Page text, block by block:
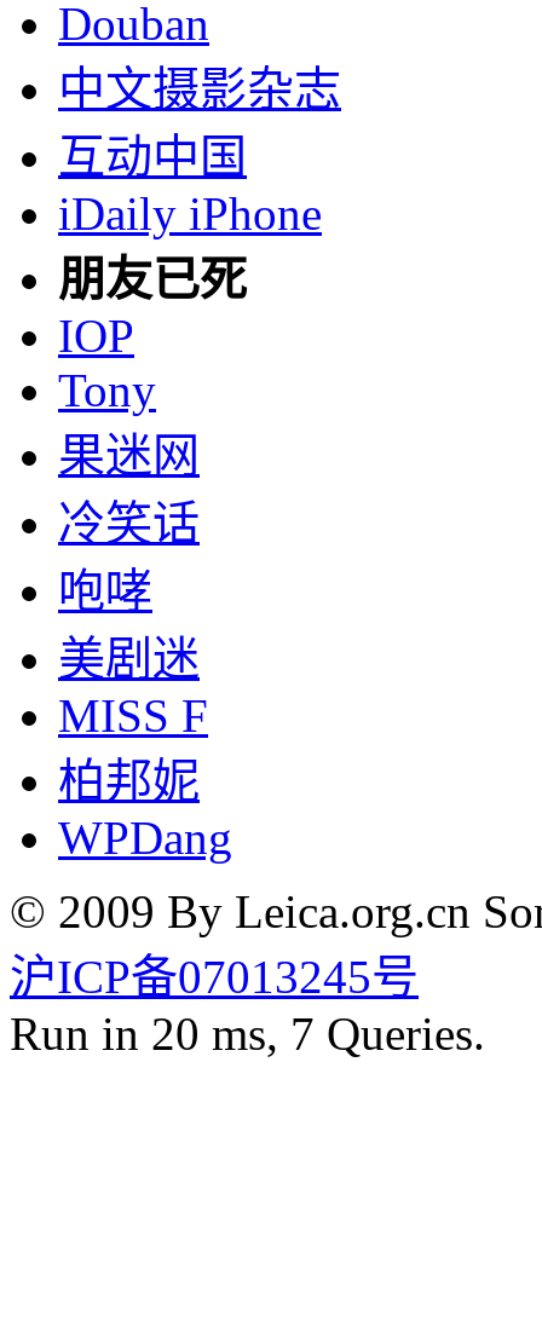
Douban
中文摄影杂志
互动中国
iDaily iPhone
朋友已死
IOP
Tony
果迷网
冷笑话
咆哮
美剧迷
MISS F
柏邦妮
WPDang
© 2009 By Leica.org.cn
沪ICP备07013245号
Run in 20 ms, 7 Queries.